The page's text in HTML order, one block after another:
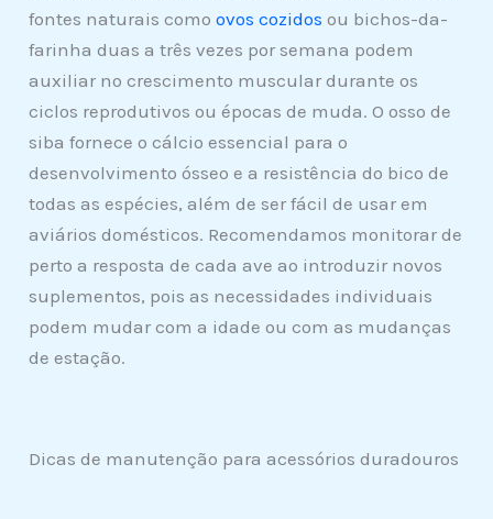
fontes naturais comoovos cozidos ou bichos-da-
farinha duas a três vezes por semana podem
auxiliar no crescimento muscular durante os
ciclos reprodutivos ou épocas de muda. O osso de
siba fornece o cálcio essencial para o
desenvolvimento ósseo e a resistência do bico de
todas as espécies, além de ser fácil de usar em
aviários domésticos. Recomendamos monitorar de
perto a resposta de cada ave ao introduzir novos
suplementos, pois as necessidades individuais
podem mudar com a idade ou com as mudanças
de estação.
Dicas de manutenção para acessórios duradouros